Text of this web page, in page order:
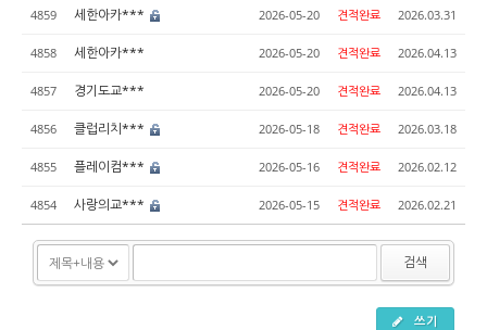
4859 세한아카*** 2026-05-20 견적완료 2026.03.31
4858 세한아카*** 2026-05-20 견적완료 2026.04.13
4857 경기도교*** 2026-05-20 견적완료 2026.04.13
4856 클럽리치*** 2026-05-18 견적완료 2026.03.18
4855 플레이컴*** 2026-05-16 견적완료 2026.02.12
4854 사랑의교*** 2026-05-15 견적완료 2026.02.21
검색
쓰기